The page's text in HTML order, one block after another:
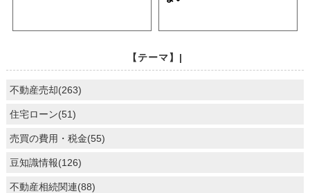
【テーマ】|
不動産売却(263)
住宅ローン(51)
売買の費用・税金(55)
豆知識情報(126)
不動産相続関連(88)